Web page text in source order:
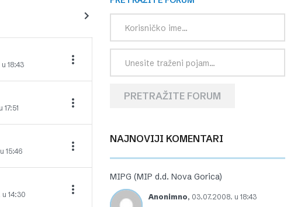
18:43
favorite
15:46
favorite
14:30
PRETRAŽITE FORUM
NAJNOVIJI KOMENTARI
MIPG (MIP d.d. Nova Gorica)
Anonimno, 03.07.2008. u 18:43